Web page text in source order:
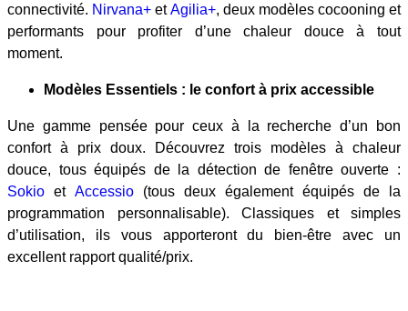
connectivité. Nirvana+ etAgilia+, deux modèles cocooning et
performants pour profiter d’une chaleur douce à tout
moment.
Modèles Essentiels : le confort à prix accessible
Une gamme pensée pour ceux à la recherche d’un bon
confort à prix doux. Découvrez trois modèles à chaleur
douce, tous équipés de la détection de fenêtre ouverte :
Sokio et Accessio (tous deux également équipés de la
programmation personnalisable). Classiques et simples
d’utilisation, ils vous apporteront du bien-être avec un
excellent rapport qualité/prix.